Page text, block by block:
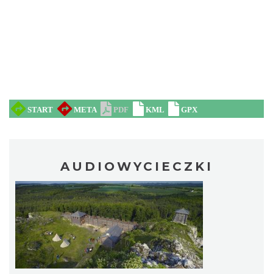
AUDIOWYCIECZKI